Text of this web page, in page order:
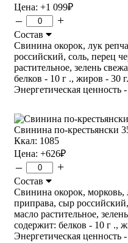
Цена: +1 099₽
– +
Состав
Свинина окорок, лук
российский, соль, перец
растительное, зелень
белков - 10 г ., жиров - 30
Энергетическая ценность
Свинина по-крестьянски
Ккал: 1085
Цена: +626₽
– +
Состав
Свинина окорок, морковь,
приправа, сыр
масло растительное,
содержит: белков - 10 г .,
Энергетическая ценность